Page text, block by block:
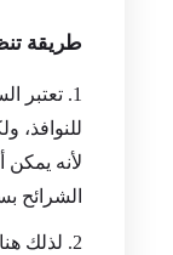
طريقة
تعتبر
للنوافذ،
لأنه يمكن
الشرائح
لذلك